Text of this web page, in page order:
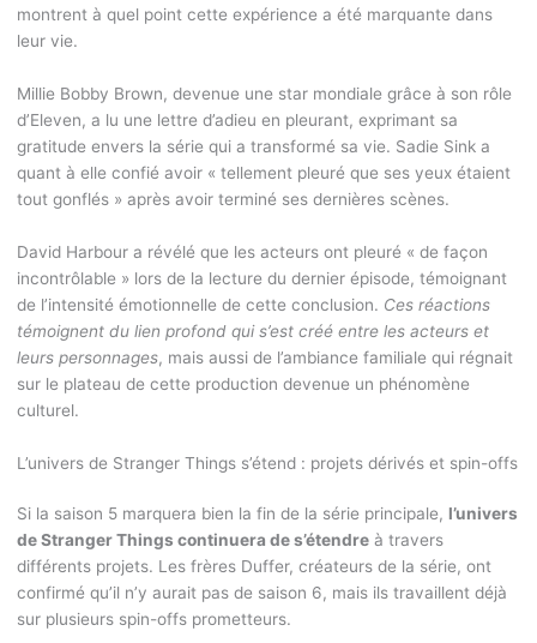
montrent à quel point cette expérience a été marquante dans
leur vie.
Millie Bobby Brown, devenue une star mondiale grâce à son rôle
d’Eleven, a lu une lettre d’adieu en pleurant, exprimant sa
gratitude envers la série qui a transformé sa vie. Sadie Sink a
quant à elle confié avoir « tellement pleuré que ses yeux étaient
tout gonflés » après avoir terminé ses dernières scènes.
David Harbour a révélé que les acteurs ont pleuré « de façon
incontrôlable » lors de la lecture du dernier épisode, témoignant
de l’intensité émotionnelle de cette conclusion. Ces réactions
témoignent du lien profond qui s’est créé entre les acteurs et
leurs personnages, mais aussi de l’ambiance familiale qui régnait
sur le plateau de cette production devenue un phénomène
culturel.
L’univers de Stranger Things s’étend : projets dérivés et spin-offs
Si la saison 5 marquera bien la fin de la série principale, l’univers
de Stranger Things continuera de s’étendreà travers
différents projets. Les frères Duffer, créateurs de la série, ont
confirmé qu’il n’y aurait pas de saison 6, mais ils travaillent déjà
sur plusieurs spin-offs prometteurs.